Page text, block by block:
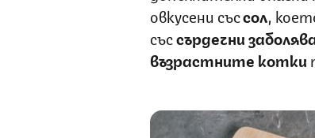
овкусени съссол,
съссърдечни
възрастните котки